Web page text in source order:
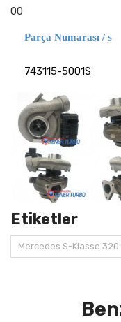
00
Parça Numarası / s
743115-5001S
Etiketler
Mercedes S-Klasse 320